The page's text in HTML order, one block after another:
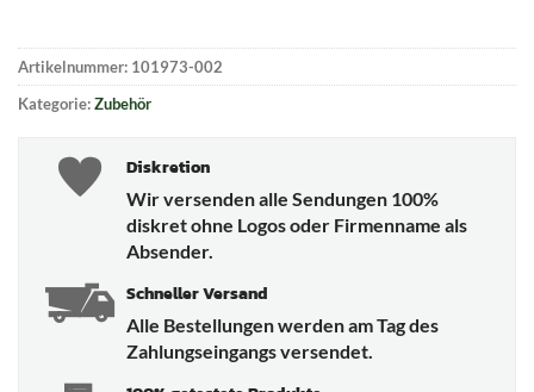
Artikelnummer: 101973-002
Kategorie:Zubehör
Diskretion
Wir versenden alle Sendungen 100%
diskret ohne Logos oder Firmenname als
Absender.
Schneller Versand
Alle Bestellungen werden am Tag des
Zahlungseingangs versendet.